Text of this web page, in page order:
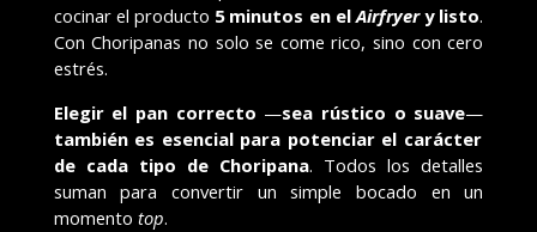
cocinar el producto 5 minutos en elAirfryery listo.
Con Choripanas no solo se come rico, sino con cero
estrés.
Elegir el pan correcto —sea rústico o suave—
también es esencial para potenciar el carácter
de cada tipo de Choripana. Todos los detalles
suman para convertir un simple bocado en un
momento top.